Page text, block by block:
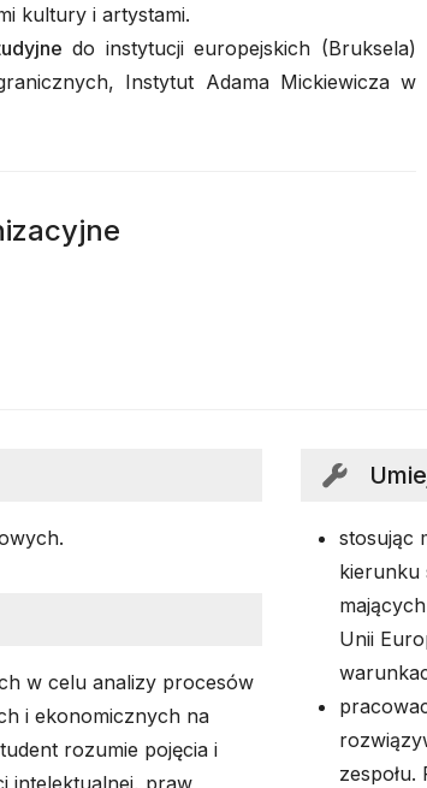
kultury i artystami.
do instytucji europejskich (Bruksela)
Instytut Adama Mickiewicza w
w celu analizy procesów
i ekonomicznych na
rozumie pojęcia i
intelektualnej, praw
stosując
kierunku
Unii
zespołu.